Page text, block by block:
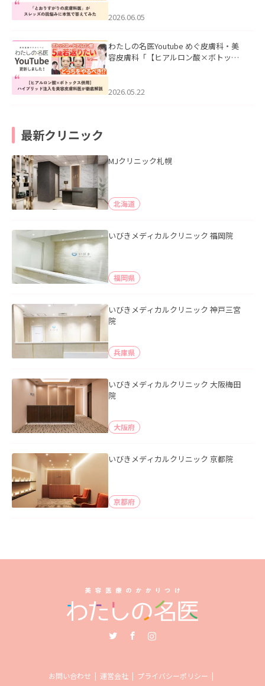
2026.06.05
わたしの名医Youtube めぐ皮膚科・美
容皮膚科「【ヒアルロン酸×ボトック
た。
2026.05.22
最新クリニック
MJクリニック札幌
北海道
いびきメディカルクリニック 福岡院
福岡県
いびきメディカルクリニック 神戸三宮
院
兵庫県
いびきメディカルクリニック 大阪梅田
院
大阪府
いびきメディカルクリニック 京都院
京都府
お問い合わせ 運営会社
プライバシーポリシー